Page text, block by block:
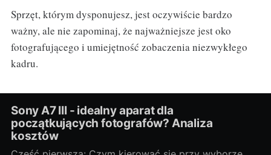
Sprzęt, którym dysponujesz, jest oczywiście bardzo
ważny, ale nie zapominaj, że najważniejsze jest oko
fotografującego i umiejętność zobaczenia niezwykłego
kadru.
Sony A7 III - idealny aparat dla
początkujących fotografów? Analiza
kosztów